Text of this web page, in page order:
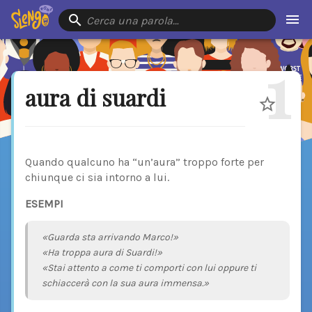
Cerca una parola…
aura di suardi 1
Quando qualcuno ha “un’aura” troppo forte per
chiunque ci sia intorno a lui.
ESEMPI
«Guarda sta arrivando Marco!»
«Ha troppa aura di Suardi!»
«Stai attento a come ti comporti con lui oppure ti
schiaccerà con la sua aura immensa.»